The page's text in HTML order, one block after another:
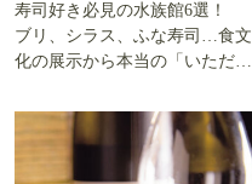
寿司好き必見の水族館6選！
ブリ、シラス、ふな寿司…食文
化の展示から本当の「いただき